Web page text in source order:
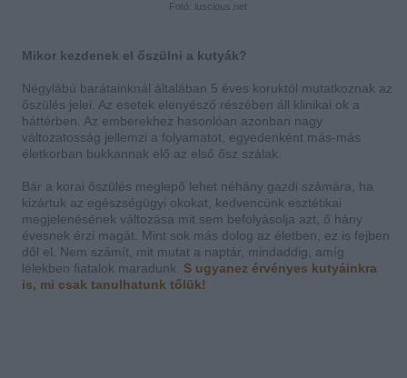
Fotó: luscious.net
Mikor kezdenek el őszülni a kutyák?
Négylábú barátainknál általában 5 éves koruktól mutatkoznak az
őszülés jelei. Az esetek elenyésző részében áll klinikai ok a
háttérben. Az emberekhez hasonlóan azonban nagy
változatosság jellemzi a folyamatot, egyedenként más-más
életkorban bukkannak elő az első ősz szálak.
Bár a korai őszülés meglepő lehet néhány gazdi számára, ha
kizártuk az egészségügyi okokat, kedvencünk esztétikai
megjelenésének változása mit sem befolyásolja azt, ő hány
évesnek érzi magát. Mint sok más dolog az életben, ez is fejben
dől el. Nem számít, mit mutat a naptár, mindaddig, amíg
lélekben fiatalok maradunk. S ugyanez érvényes kutyáinkra
is, mi csak tanulhatunk tőlük!